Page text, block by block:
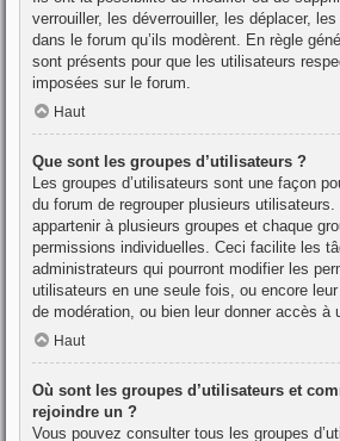
verrouiller, les déverrouiller, les déplacer,
dans le forum qu’ils modèrent. En règle
sont présents pour que les utilisateurs
imposées sur le forum.
Haut
Que sont les groupes d’utilisateurs ?
Les groupes d’utilisateurs sont une façon
du forum de regrouper plusieurs
appartenir à plusieurs groupes et chaque
permissions individuelles. Ceci facilite les
administrateurs qui pourront modifier les
utilisateurs en une seule fois, ou encore
de modération, ou bien leur donner accès à
Haut
Où sont les groupes d’utilisateurs et
rejoindre un ?
Vous pouvez consulter tous les groupes